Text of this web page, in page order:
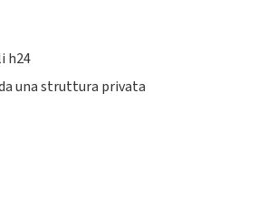
h24
una struttura privata